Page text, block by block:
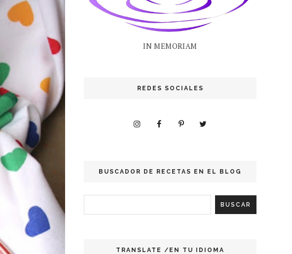
IN MEMORIAM
REDES SOCIALES
BUSCADOR DE RECETAS EN EL BLOG
TRANSLATE /EN TU IDIOMA